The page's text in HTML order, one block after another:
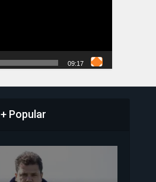
09:17
+ Popular